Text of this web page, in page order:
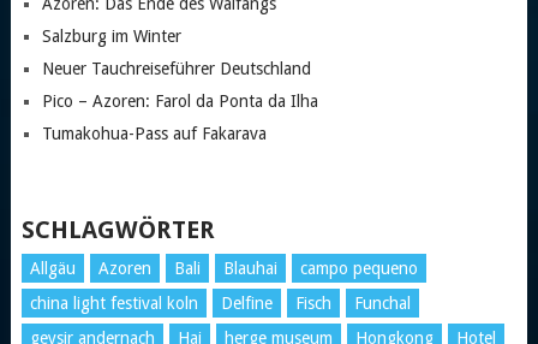
Salzburg im Winter
Neuer Tauchreiseführer Deutschland
Pico – Azoren: Farol da Ponta da Ilha
Tumakohua-Pass auf Fakarava
SCHLAGWÖRTER
Allgäu Azoren Bali Blauhai
campo pequeno
china light festival koln
Delfine Fisch
Funchal
geysir andernach
Hai herge museum Hongkong
Hotel